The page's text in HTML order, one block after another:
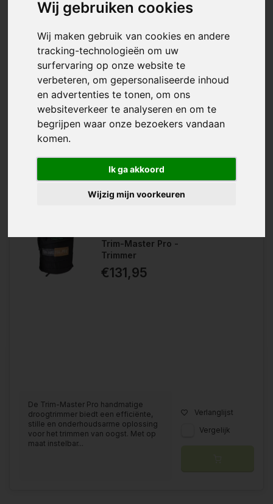
Wij gebruiken cookies
Wij maken gebruik van cookies en andere
tracking-technologieën om uw
surfervaring op onze website te
verbeteren, om gepersonaliseerde inhoud
en advertenties te tonen, om ons
websiteverkeer te analyseren en om te
begrijpen waar onze bezoekers vandaan
komen.
Ik ga akkoord
Wijzig mijn voorkeuren
Vanzelfsprekend bieden wij ook alle benodigde onderdelen
van de knipmachines los aan!
Trimbag, de innovatieve, inklapbare
droogtrimmer. Ideaal voor het
knippen, zeven, en sorteren van
kruiden en hop. Snel, efficiënt en
gemakkelijk in g...
Verlanglijst
Vergelijk
Trim-Master Pro -
Trimmer
€131,95
De Trim-Master Pro handmatige
droogtrimmer biedt een efficiënte,
stille en onderhoudsarme oplossing
voor het trimmen van oogst. Met op
maat instelbar...
Verlanglijst
Vergelijk